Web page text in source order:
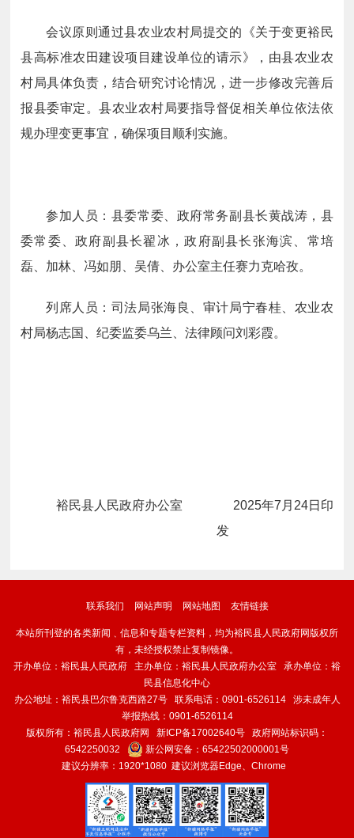
会议原则通过县农业农村局提交的《关于变更裕民
县高标准农田建设项目建设单位的请示》，由县农业农
村局具体负责，结合研究讨论情况，进一步修改完善后
报县委审定。县农业农村局要指导督促相关单位依法依
规办理变更事宜，确保项目顺利实施。
参加人员：县委常委、政府常务副县长黄战涛，县
委常委、政府副县长翟冰，政府副县长张海滨、常培
磊、加林、冯如朋、吴倩、办公室主任赛力克哈孜。
列席人员： 司法局张海良、审计局宁春桂、农业农
村局杨志国、纪委监委乌兰、法律顾问刘彩霞。
裕民县人民政府办公室 2025年7月24日印
发
联系我们 网站声明 网站地图 友情链接
本站所刊登的各类新闻﹑信息和专题专栏资料，均为裕民县人民政府网版权所
有，未经授权禁止复制镜像。
开办单位：裕民县人民政府 主办单位：裕民县人民政府办公室 承办单位：裕
民县信息化中心
办公地址：裕民县巴尔鲁克西路27号 联系电话：0901-6526114 涉未成年人
举报热线：0901-6526114
版权所有：裕民县人民政府网 新ICP备17002640号 政府网站标识码：
6542250032
新公网安备： 65422502000001号
建议分辨率：1920*1080 建议浏览器Edge、Chrome